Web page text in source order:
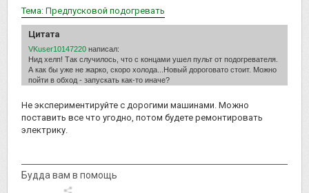
Тема: Предпусковой подогревать
Цитата
VKuser10147220 написал:
Нид хелп! Так случилось, что с концами ушел пульт от подогревателя.
А как бы уже не жарко, скоро холода...Новый дороговато стоит. Можно
пойти в обход - запускать как-то иначе?
Не экспериментируйте с дорогими машинами. Можно
поставить все что угодно, потом будете ремонтировать
электрику.
Будда вам в помощь